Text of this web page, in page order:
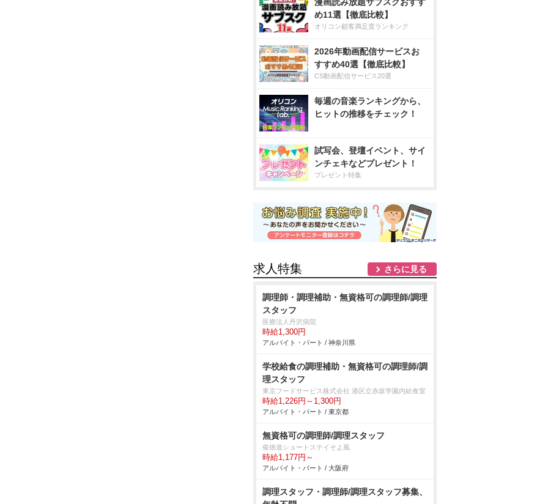
め11選【徹底比較】
オリコン顧客満足度ランキング
2026年動画配信サービスお
すすめ40選【徹底比較】
CS動画配信サービス20選
毎週の音楽ランキングから、
ヒットの推移をチェック！
試写会、登壇イベント、サイ
ンチェキなどプレゼント！
プレゼント特集
求人特集 さらに見る
調理師・調理補助・無資格可の調理師/調理
スタッフ
医療法人丹沢病院
時給1,300円
アルバイト・パート / 神奈川県
学校給食の調理補助・無資格可の調理師/調
理スタッフ
東京フードサービス株式会社 港区立赤坂学園内給食室
時給1,226円～1,300円
アルバイト・パート / 東京都
無資格可の調理師/調理スタッフ
俊徳道ショートステイそよ風
時給1,177円～
アルバイト・パート / 大阪府
調理スタッフ・調理師/調理スタッフ募集、